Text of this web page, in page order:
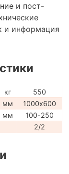
и пост-
и информация
кг
550
мм
1000х600
мм
100-250
2/2